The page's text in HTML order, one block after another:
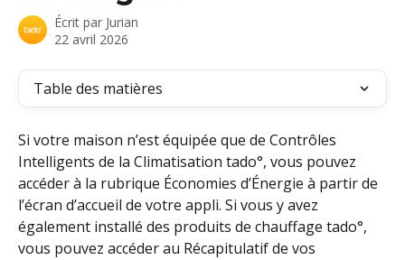
Écrit par Jurian
22 avril 2026
Table des matières
Si votre maison n’est équipée que de Contrôles
Intelligents de la Climatisation tado°, vous pouvez
accéder à la rubrique Économies d’Énergie à partir de
l’écran d’accueil de votre appli. Si vous y avez
également installé des produits de chauffage tado°,
vous pouvez accéder au Récapitulatif de vos